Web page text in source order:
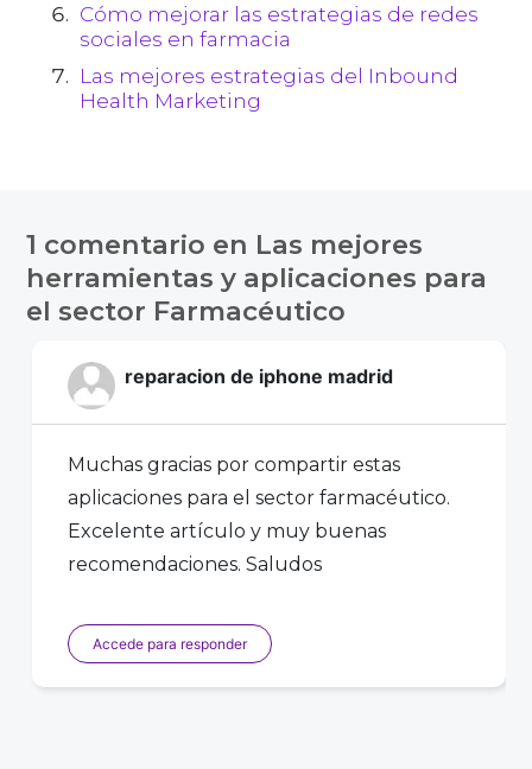
Cómo mejorar las estrategias de redes
sociales en farmacia
Las mejores estrategias del Inbound
Health Marketing
1 comentario en Las mejores
herramientas y aplicaciones para
el sector Farmacéutico
reparacion de iphone madrid
Muchas gracias por compartir estas
aplicaciones para el sector farmacéutico.
Excelente artículo y muy buenas
recomendaciones. Saludos
Accede para responder